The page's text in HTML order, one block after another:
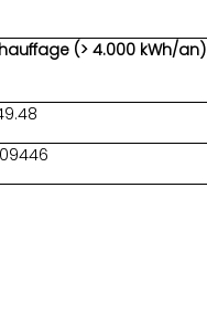
(> 4.000 kWh/an)